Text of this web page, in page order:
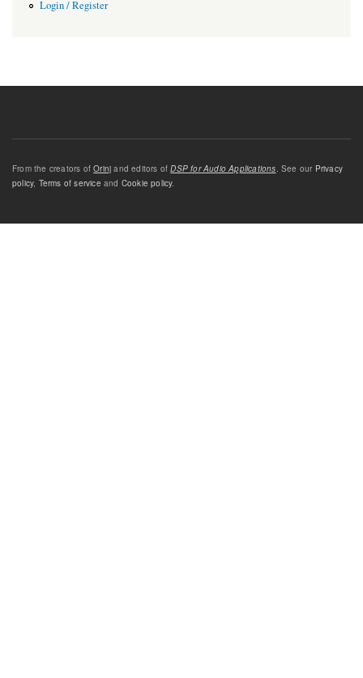
Login / Register
From the creators ofOrinj and editors ofDSP for Audio Applications. See our Privacy
policy, Terms of service and Cookie policy.